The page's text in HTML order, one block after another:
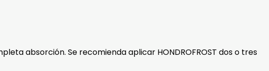
absorción. Se recomienda aplicar HONDROFROST dos o tres